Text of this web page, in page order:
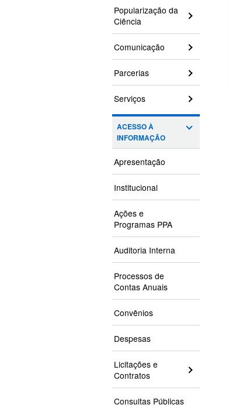
Popularização da
Ciência
Comunicação
Parcerias
Serviços
ACESSO À
INFORMAÇÃO
Apresentação
Institucional
Ações e
Programas PPA
Auditoria Interna
Processos de
Contas Anuais
Convênios
Despesas
Licitações e
Contratos
Consultas Públicas